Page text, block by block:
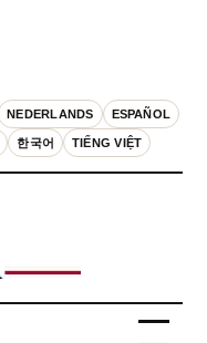
NEDERLANDS ESPAÑOL
한국어 TIẾNG VIỆT